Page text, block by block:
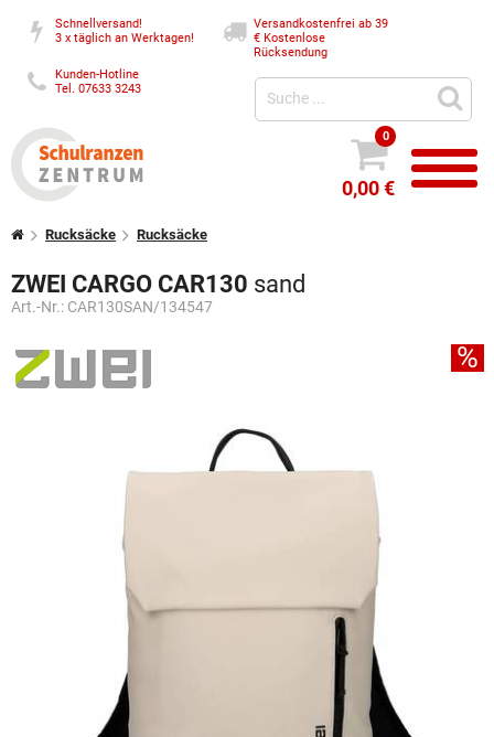
Schnellversand!
3 x täglich an Werktagen!
Versandkostenfrei ab 39
€Kostenlose
Rücksendung
Kunden-Hotline
Tel. 07633 3243
0
0,00 €
Rucksäcke Rucksäcke
ZWEI CARGO CAR130 sand
Art.-Nr.: CAR130SAN/134547
%